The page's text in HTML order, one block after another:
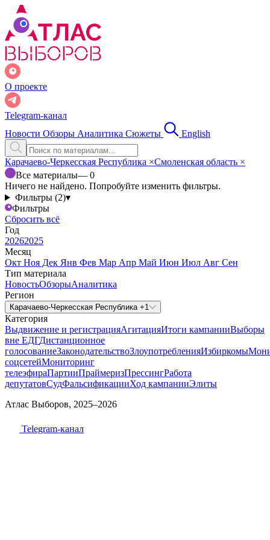
О проекте
Telegram-канал
Новости Обзоры Аналитика Сюжеты English
Карачаево-Черкесская Республика ×Смоленская область ×
Все материалы— 0
Ничего не найдено. Попробуйте изменить фильтры.
Фильтры (2)▾
Фильтры
Сбросить всё
Год
20262025
Месяц
Окт Ноя Дек Янв Фев Мар Апр Май Июн Июл Авг Сен
Тип материала
НовостьОбзорыАналитика
Регион
Карачаево-Черкесская Республика +1
Категория
Выдвижение и регистрацияАгитацияИтоги кампанииВыборы
вне ЕДГДистанционное
голосованиеЗаконодательствоЗлоупотребленияИзбиркомы
соцсетейМониторинг
телеэфираПартииПраймеризПрессингРабота
депутатовСудФальсификацииХод кампанииЭлиты
Атлас Выборов, 2025–2026
Telegram-канал